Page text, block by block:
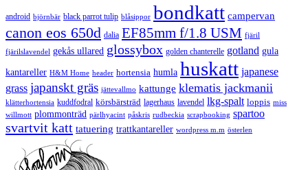
android björnbär black parrot tulip blåsippor bondkatt campervan
canon eos 650d dalia EF85mm f/1.8 USM fjäril
fjärilslavendel gekås ullared glossybox golden chanterelle gotland gula
kantareller H&M Home header hortensia humla huskatt japanese
grass japanskt gräs jättevallmo kattunge klematis jackmanii
klätterhortensia kuddfodral körsbärsträd lagerhaus lavendel lkg-spalt loppis miss
willmott plommonträd pärlhyacint påskris rudbeckia scrapbooking spartoo
svartvit katt tatuering trattkantareller wordpress m.m österlen